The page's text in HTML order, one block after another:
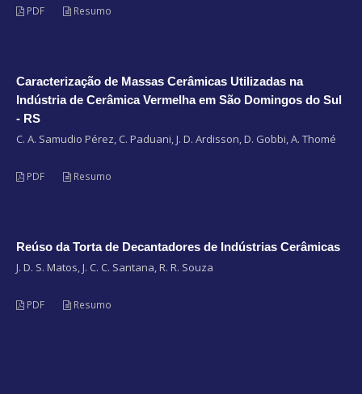
PDF Resumo
Caracterização de Massas Cerâmicas Utilizadas na
Indústria de Cerâmica Vermelha em São Domingos do Sul
- RS
C. A. Samudio Pérez, C. Paduani, J. D. Ardisson, D. Gobbi, A. Thomé
PDF Resumo
Reúso da Torta de Decantadores de Indústrias Cerâmicas
J. D. S. Matos, J. C. C. Santana, R. R. Souza
PDF Resumo